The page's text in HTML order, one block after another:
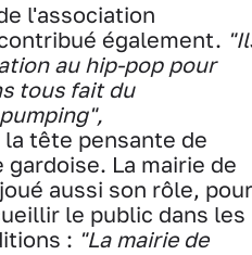
l'association
également.
au hip-pop pour
tous fait du
tête pensante de
La mairie de
aussi son rôle, pour
le public dans les
: "La mairie de